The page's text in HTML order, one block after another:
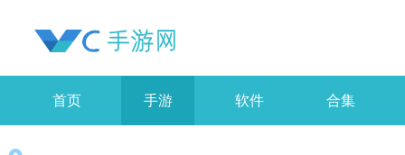
首页 手游 软件 合集